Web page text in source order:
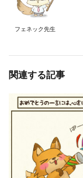
フェネック先生
関連する記事